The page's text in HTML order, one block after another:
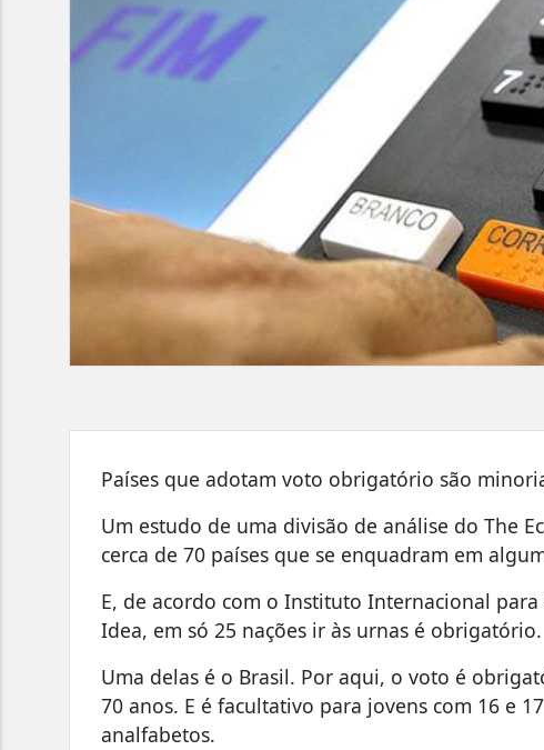
Países que adotam voto obrigatório são
Um estudo de uma divisão de análise do The
cerca de 70 países que se enquadram em
E, de acordo com o Instituto Internacional
Idea, em só 25 nações ir às urnas é obrigatório.
Uma delas é o Brasil. Por aqui, o voto é
70 anos. E é facultativo para jovens com 16 e
analfabetos.